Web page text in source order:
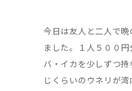
今日は友人と二人で
ました。１人５００
バ・イカを少しずつ
じくらいのウネリが